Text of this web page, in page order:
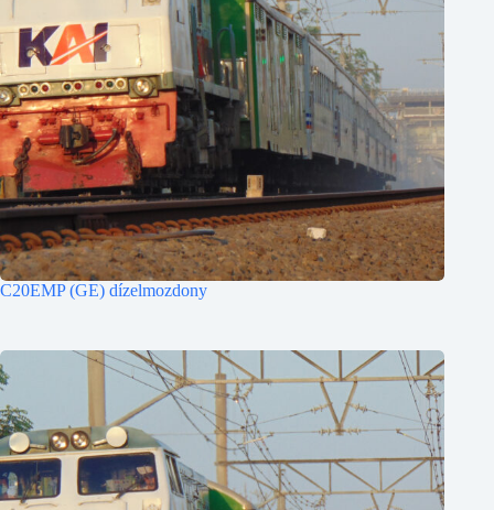
C20EMP (GE) dízelmozdony